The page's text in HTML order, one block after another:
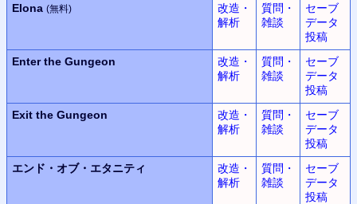
Elona (無料)
改造・
解析
質問・
雑談
セーブ
データ
投稿
Enter the Gungeon
改造・
解析
質問・
雑談
セーブ
データ
投稿
Exit the Gungeon
改造・
解析
質問・
雑談
セーブ
データ
投稿
エンド・オブ・エタニティ
改造・
解析
質問・
雑談
セーブ
データ
投稿